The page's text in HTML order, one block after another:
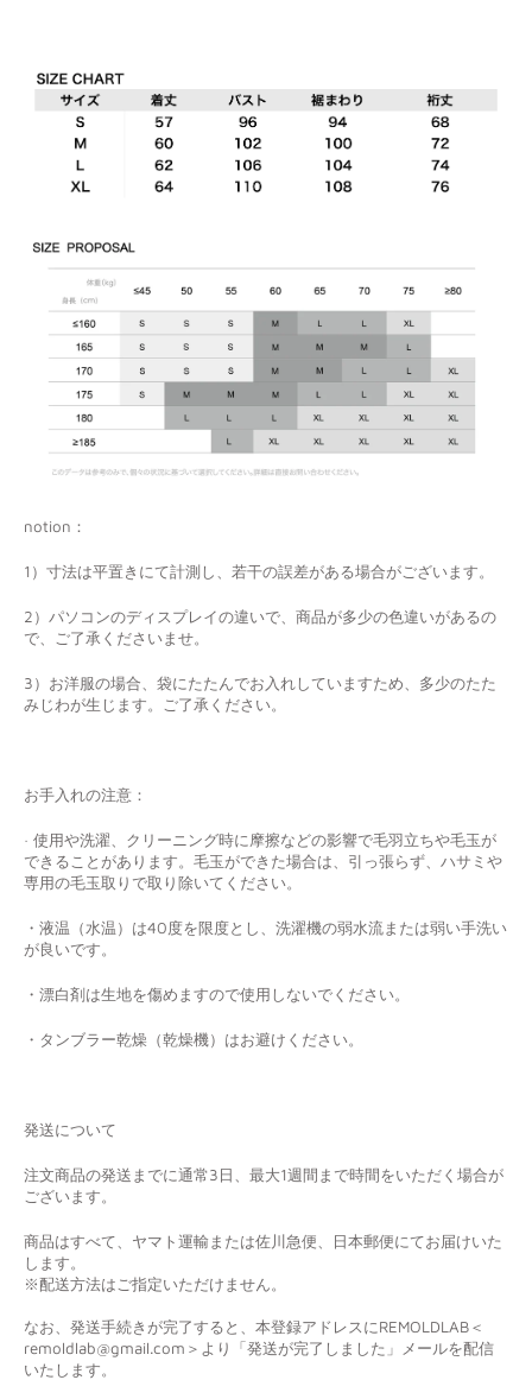
notion：
1）寸法は平置きにて計測し、若干の誤差がある場合がございます。
2）パソコンのディスプレイの違いで、商品が多少の色違いがあるの
で、ご了承くださいませ。
3）お洋服の場合、袋にたたんでお入れしていますため、多少のたた
みじわが生じます。ご了承ください。
お手入れの注意：
· 使用や洗濯、クリーニング時に摩擦などの影響で毛羽立ちや毛玉が
できることがあります。毛玉ができた場合は、引っ張らず、ハサミや
専用の毛玉取りで取り除いてください。
・液温（水温）は40度を限度とし、洗濯機の弱水流または弱い手洗い
が良いです。
・漂白剤は生地を傷めますので使用しないでください。
・タンブラー乾燥（乾燥機）はお避けください。
発送について
注文商品の発送までに通常3日、最大1週間まで時間をいただく場合が
ございます。
商品はすべて、ヤマト運輸または佐川急便、日本郵便にてお届けいた
します。
※配送方法はご指定いただけません。
なお、発送手続きが完了すると、本登録アドレスにREMOLDLAB＜
remoldlab@gmail.com＞より「発送が完了しました」メールを配信
いたします。